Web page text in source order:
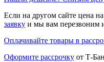
Если на другом сайте цена
заявку и мы вам перезвоним
Оплачивайте товары в
Оформите рассрочку от Т-